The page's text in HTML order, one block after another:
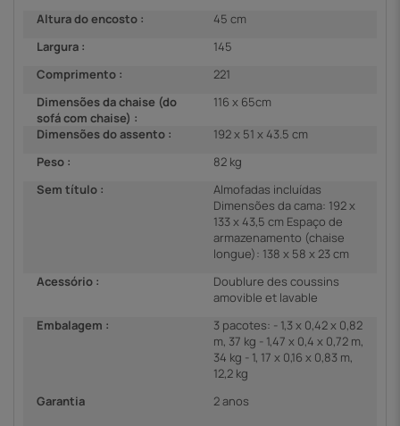
Altura do encosto :
45 cm
Largura :
145
Comprimento :
221
Dimensões da chaise (do
sofá com chaise) :
116 x 65cm
Dimensões do assento :
192 x 51 x 43.5 cm
Peso :
82 kg
Sem título :
Almofadas incluídas
Dimensões da cama: 192 x
133 x 43,5 cm Espaço de
armazenamento (chaise
longue): 138 x 58 x 23 cm
Acessório :
Doublure des coussins
amovible et lavable
Embalagem :
3 pacotes: - 1,3 x 0,42 x 0,82
m, 37 kg - 1,47 x 0,4 x 0,72 m,
34 kg - 1, 17 x 0,16 x 0,83 m,
12,2 kg
Garantia
2 anos